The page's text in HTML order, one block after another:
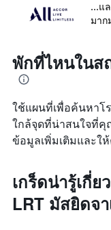
...แ
มาก
พักที่ไหนในส
ใช้แผนที่เพื่อค้นหาโ
ใกล้จุดที่น่าสนใจที่
ข้อมูลเพิ่มเติมและใ
เกร็ดน่ารู้เกี่
LRT มัสยิดจ